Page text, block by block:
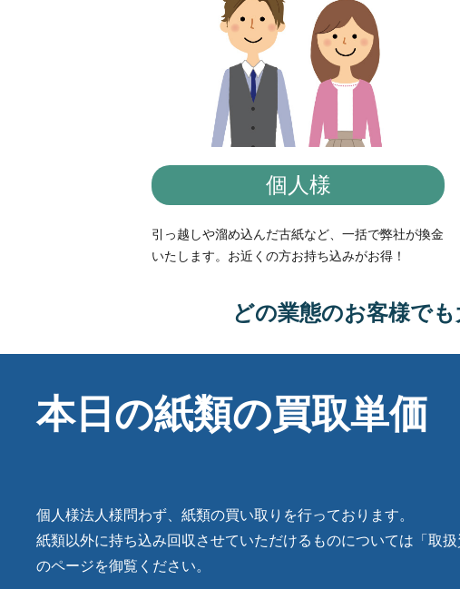
個人様
引っ越しや溜め込んだ古紙など、一括で弊社が換金
いたします。お近くの方お持ち込みがお得！
どの業態のお客様で
本日の紙類の買取単価
個人様法人様問わず、紙類の買い取りを行っております。
紙類以外に持ち込み回収させていただけるものについては「取扱
のページを御覧ください。